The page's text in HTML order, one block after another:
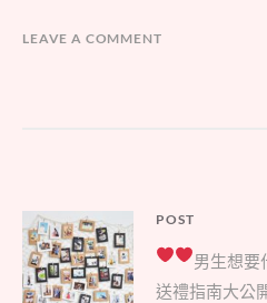
LEAVE A COMMENT
文
章
導
POST
Parent
post:
男生想要
送禮指南大公